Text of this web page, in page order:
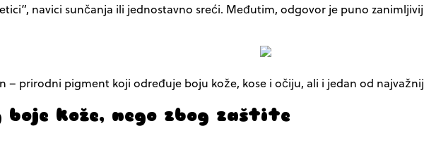
navici sunčanja ili jednostavno sreći. Međutim, odgovor je puno
– prirodni pigment koji određuje boju kože, kose i očiju, ali i jedan od
kože, nego zbog zaštite